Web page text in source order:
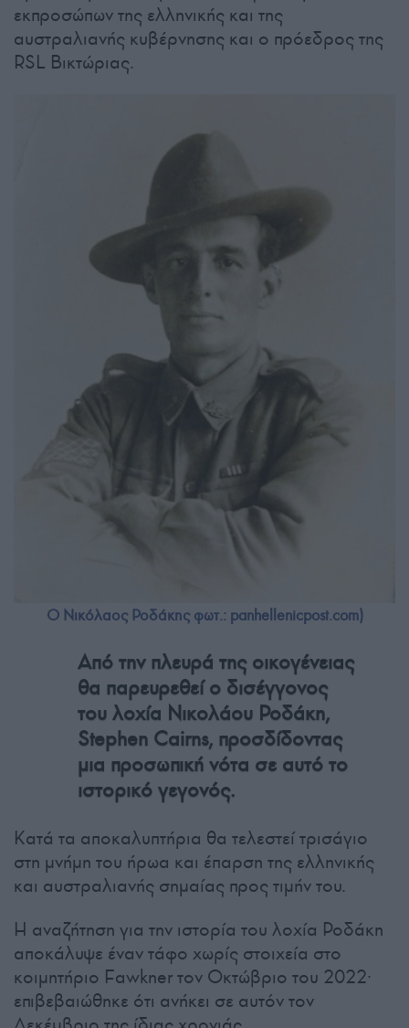
εκπροσώπων της ελληνικής και της
αυστραλιανής κυβέρνησης και ο πρόεδρος της
RSL Βικτώριας.
Ο Νικόλαος Ροδάκης φωτ.: panhellenicpost.com)
Από την πλευρά της οικογένειας
θα παρευρεθεί ο δισέγγονος
του λοχία Νικολάου Ροδάκη,
Stephen Cairns, προσδίδοντας
μια προσωπική νότα σε αυτό το
ιστορικό γεγονός.
Κατά τα αποκαλυπτήρια θα τελεστεί τρισάγιο
στη μνήμη του ήρωα και έπαρση της ελληνικής
και αυστραλιανής σημαίας προς τιμήν του.
Η αναζήτηση για την ιστορία του λοχία Ροδάκη
αποκάλυψε έναν τάφο χωρίς στοιχεία στο
κοιμητήριο Fawkner τον Οκτώβριο του 2022·
επιβεβαιώθηκε ότι ανήκει σε αυτόν τον